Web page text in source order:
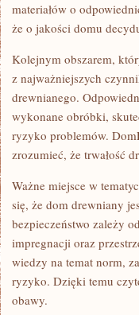
materiałów o
że o jakości domu
Kolejnym obszarem,
z najważniejszych
drewnianego.
wykonane obróbki,
ryzyko problemów.
zrozumieć, że trwałość
Ważne miejsce w
się, że dom drewniany
bezpieczeństwo zależy
impregnacji oraz
wiedzy na temat norm,
ryzyko. Dzięki temu
obawy.